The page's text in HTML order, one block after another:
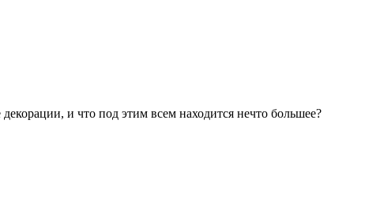
и что под этим всем находится нечто большее?